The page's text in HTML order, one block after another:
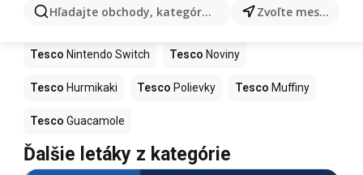
Hľadajte obchody, kategórie, produkty... Zvoľte mesto
Tesco Kapor Tesco Ashwagandha
Tesco Nintendo Switch Tesco Noviny
Tesco Hurmikaki Tesco Polievky Tesco Muffiny
Tesco Guacamole
Ďalšie letáky z kategórie